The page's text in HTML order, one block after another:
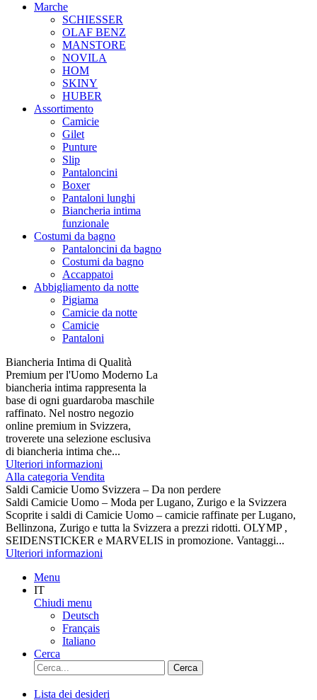
Marche
SCHIESSER
OLAF BENZ
MANSTORE
NOVILA
HOM
SKINY
HUBER
Assortimento
Camicie
Gilet
Punture
Slip
Pantaloncini
Boxer
Pantaloni lunghi
Biancheria intima
funzionale
Costumi da bagno
Pantaloncini da bagno
Costumi da bagno
Accappatoi
Abbigliamento da notte
Pigiama
Camicie da notte
Camicie
Pantaloni
Biancheria Intima di Qualità
Premium per l'Uomo Moderno La
biancheria intima rappresenta la
base di ogni guardaroba maschile
raffinato. Nel nostro negozio
online premium in Svizzera,
troverete una selezione esclusiva
di biancheria intima che...
Ulteriori informazioni
Alla categoria Vendita
Saldi Camicie Uomo Svizzera – Da non perdere
Saldi Camicie Uomo – Moda per Lugano, Zurigo e la Svizzera
Scoprite i saldi di Camicie Uomo – camicie raffinate per Lugano,
Bellinzona, Zurigo e tutta la Svizzera a prezzi ridotti. OLYMP ,
SEIDENSTICKER e MARVELIS in promozione. Vantaggi...
Ulteriori informazioni
Menu
IT
Chiudi menu
Deutsch
Français
Italiano
Cerca
Cerca
Lista dei desideri